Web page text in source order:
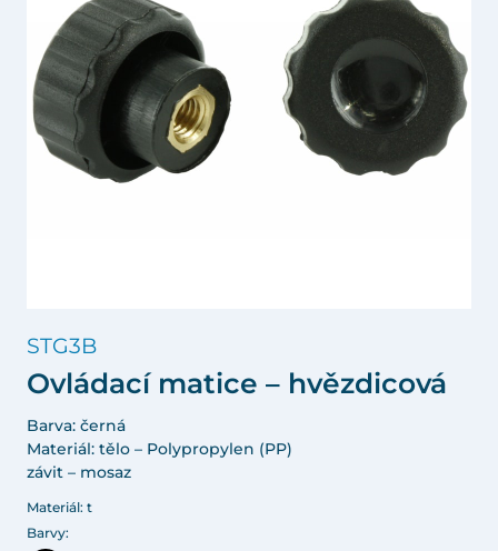
STG3B
Ovládací matice – hvězdicová
Barva: černá
Materiál: tělo – Polypropylen (PP)
závit – mosaz
Materiál: t
Barvy: